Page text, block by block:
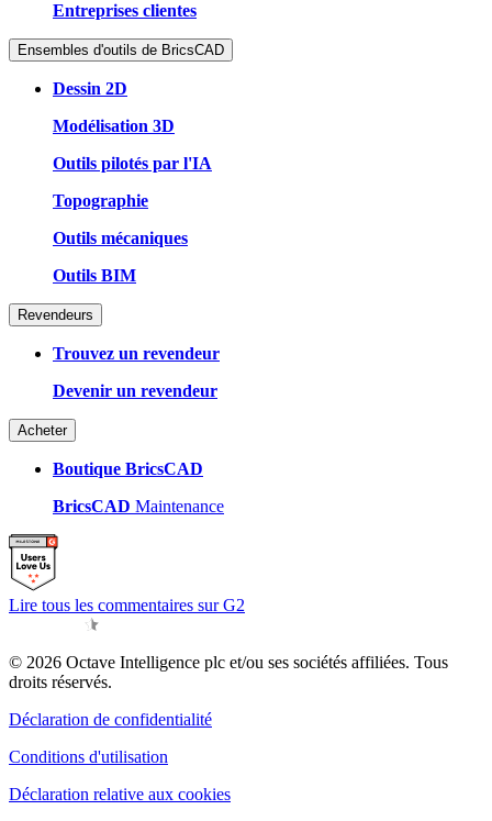
Entreprises clientes
Ensembles d'outils de BricsCAD
Dessin 2D
Modélisation 3D
Outils pilotés par l'IA
Topographie
Outils mécaniques
Outils BIM
Revendeurs
Trouvez un revendeur
Devenir un revendeur
Acheter
Boutique BricsCAD
BricsCAD Maintenance
Lire tous les commentaires sur G2
© 2026 Octave Intelligence plc et/ou ses sociétés affiliées. Tous
droits réservés.
Déclaration de confidentialité
Conditions d'utilisation
Déclaration relative aux cookies